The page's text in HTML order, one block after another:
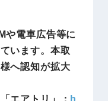
や電車広告等に
います。本取
へ認知が拡大
エアトリ」： h